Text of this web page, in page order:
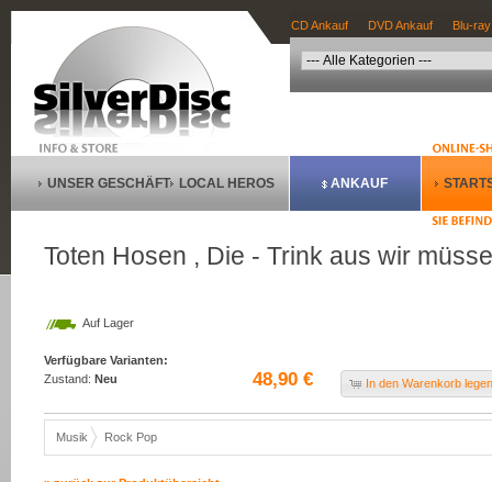
CD Ankauf DVD Ankauf Blu-
UNSER GESCHÄFT LOCAL HEROS ANKAUF
Toten Hosen , Die - Trink aus wir
Auf Lager
Verfügbare Varianten:
Zustand: Neu 48,90 € In den Warenkorb
Musik Rock Pop